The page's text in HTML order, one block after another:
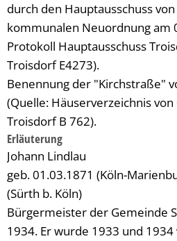
durch den Hauptausschuss
kommunalen Neuordnung am
Protokoll Hauptausschuss
Troisdorf E4273).
Benennung der "Kirchstraße"
(Quelle: Häuserverzeichnis
Troisdorf B 762).
Erläuterung
Johann Lindlau
geb. 01.03.1871 (Köln-
(Sürth b. Köln)
Bürgermeister der Gemeinde
1934. Er wurde 1933 und 1934